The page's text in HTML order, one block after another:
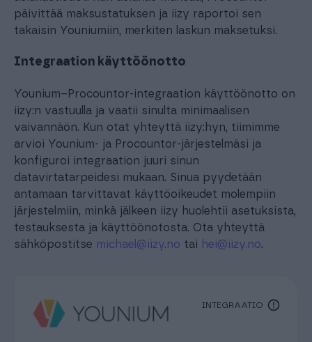
päivittää maksustatuksen ja iizy raportoi sen
takaisin Youniumiin, merkiten laskun maksetuksi.
Integraation käyttöönotto
Younium–Procountor-integraation käyttöönotto on
iizy:n vastuulla ja vaatii sinulta minimaalisen
vaivannäön. Kun otat yhteyttä iizy:hyn, tiimimme
arvioi Younium- ja Procountor-järjestelmäsi ja
konfiguroi integraation juuri sinun
datavirtatarpeidesi mukaan. Sinua pyydetään
antamaan tarvittavat käyttöoikeudet molempiin
järjestelmiin, minkä jälkeen iizy huolehtii asetuksista,
testauksesta ja käyttöönotosta. Ota yhteyttä
sähköpostitse michael@iizy.no tai hei@iizy.no.
INTEGRAATIO